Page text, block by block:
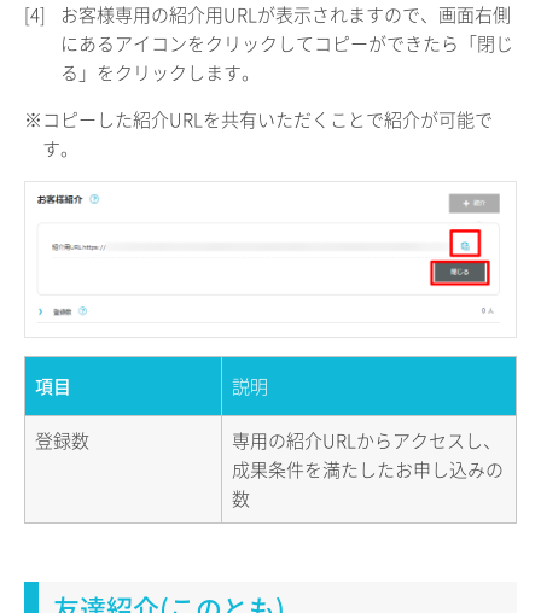
[4]
お客様専用の紹介用URLが表示されますので、画面右側
にあるアイコンをクリックしてコピーができたら「閉じ
る」をクリックします。
※コピーした紹介URLを共有いただくことで紹介が可能で
す。
項目 説明
登録数
専用の紹介URLからアクセスし、
成果条件を満たしたお申し込みの
数